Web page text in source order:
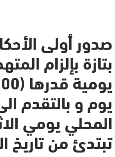
صدور أولى
بتازة بإلزام
يوم و بالتقدم
المحلي يومي
تبتدئ من تاريخ